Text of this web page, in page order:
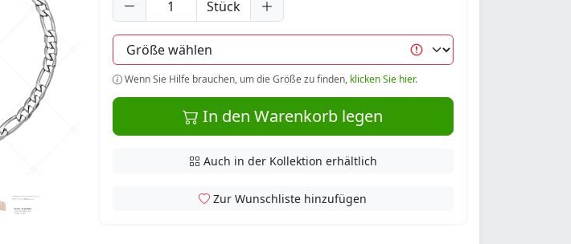
Stück
Wenn Sie Hilfe brauchen, um die Größe zu finden, klicken Sie hier.
In den Warenkorb legen
Auch in der Kollektion erhältlich
Zur Wunschliste hinzufügen